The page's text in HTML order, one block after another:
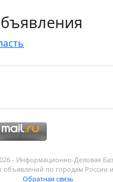
- Информационнo-Деловая
объявлений по городам России
Обратная связь